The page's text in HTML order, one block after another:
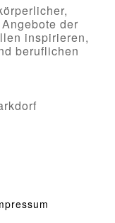
der
inspirieren,
beruflichen